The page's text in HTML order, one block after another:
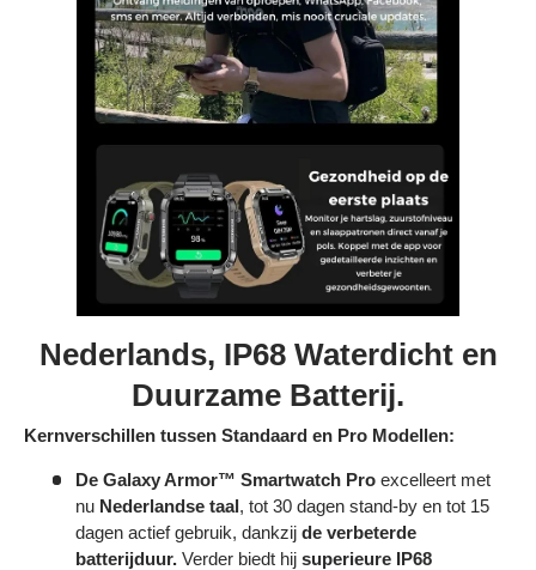
Nederlands, IP68 Waterdicht en
Duurzame Batterij.
Kernverschillen tussen Standaard en Pro Modellen:
De Galaxy Armor™ Smartwatch Proexcelleert met
nu Nederlandse taal, tot 30 dagen stand-by en tot 15
dagen actief gebruik, dankzij de verbeterde
batterijduur.Verder biedt hij superieure IP68